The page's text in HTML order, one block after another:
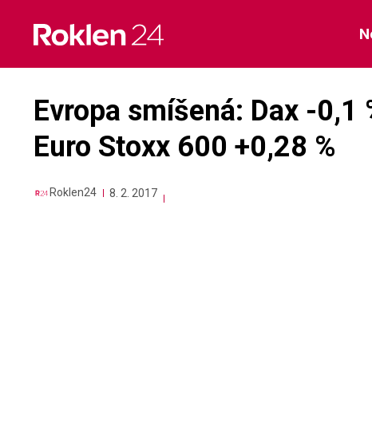
content
Evropa smíšená: Dax -0,1
Euro Stoxx 600 +0,28 %
Roklen24 8. 2. 2017